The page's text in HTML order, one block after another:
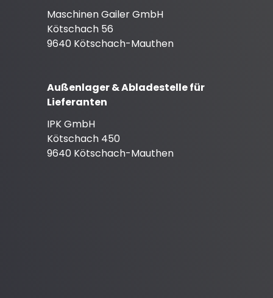
Maschinen Gailer GmbH
Kötschach 56
9640 Kötschach-Mauthen
Außenlager & Abladestelle für
Lieferanten
IPK GmbH
Kötschach 450
9640 Kötschach-Mauthen